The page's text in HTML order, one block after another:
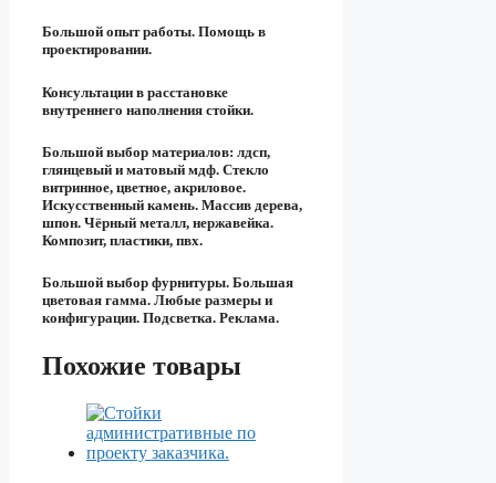
Большой опыт работы. Помощь в
проектировании.
Консультации в расстановке
внутреннего наполнения стойки.
Большой выбор материалов: лдсп,
глянцевый и матовый мдф. Стекло
витринное, цветное, акриловое.
Искусственный камень. Массив дерева,
шпон. Чёрный металл, нержавейка.
Композит, пластики, пвх.
Большой выбор фурнитуры. Большая
цветовая гамма. Любые размеры и
конфигурации. Подсветка. Реклама.
Похожие товары